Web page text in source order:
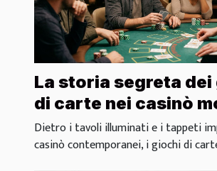
La storia segreta
di carte nei casinò
Dietro i tavoli illuminati e i tappeti
casinò contemporanei, i giochi di